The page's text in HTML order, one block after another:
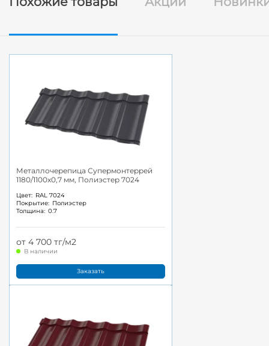
Металлочерепица Супермонтеррей
1180/1100x0,7 мм, Полиэстер 7024
Цвет: RAL 7024
Покрытие: Полиэстер
Толщина: 0.7
от 4 700 тг/м2
В наличии
Заказать